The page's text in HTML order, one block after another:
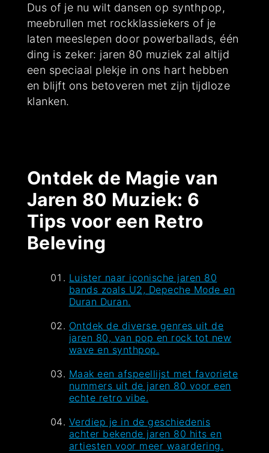
Dus of je nu wilt dansen op synthpop,
meebrullen met rockklassiekers of je
laten meeslepen door powerballads, één
ding is zeker: jaren 80 muziek zal altijd
een speciaal plekje in ons hart hebben
en blijft ons betoveren met zijn tijdloze
klanken.
Ontdek de Magie van
Jaren 80 Muziek: 6
Tips voor een Retro
Beleving
Luister naar iconische jaren 80
bands zoals U2, Depeche Mode en
Duran Duran.
Ontdek de diverse genres uit de
jaren 80, van pop en rock tot new
wave en synthpop.
Maak een afspeellijst met favoriete
nummers uit de jaren 80 voor een
echte retro vibe.
Verdiep je in de geschiedenis
achter bekende jaren 80 hits en
artiesten voor meer waardering.